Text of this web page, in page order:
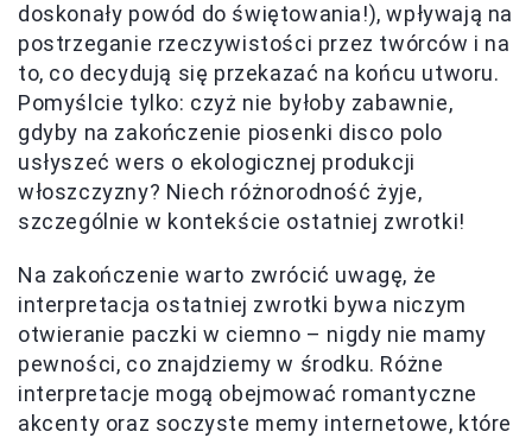
doskonały powód do świętowania!), wpływają na
postrzeganie rzeczywistości przez twórców i na
to, co decydują się przekazać na końcu utworu.
Pomyślcie tylko: czyż nie byłoby zabawnie,
gdyby na zakończenie piosenki disco polo
usłyszeć wers o ekologicznej produkcji
włoszczyzny? Niech różnorodność żyje,
szczególnie w kontekście ostatniej zwrotki!
Na zakończenie warto zwrócić uwagę, że
interpretacja ostatniej zwrotki bywa niczym
otwieranie paczki w ciemno – nigdy nie mamy
pewności, co znajdziemy w środku. Różne
interpretacje mogą obejmować romantyczne
akcenty oraz soczyste memy internetowe, które